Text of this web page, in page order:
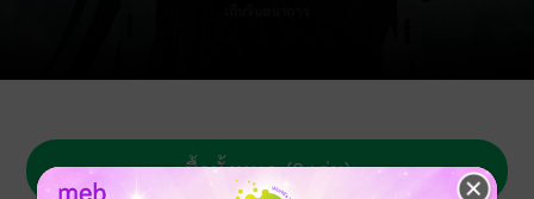
ซื้อทั้งหมด (2 เล่ม)